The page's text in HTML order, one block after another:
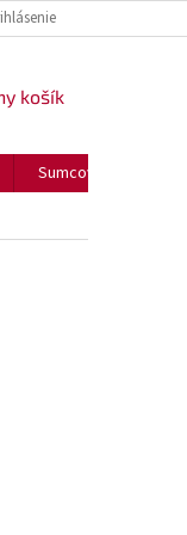
OD ZMLUVY
košík
Sumcové olova